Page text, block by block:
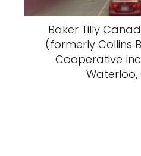
Baker Tilly
(formerly Collins
Cooperative
Waterloo,